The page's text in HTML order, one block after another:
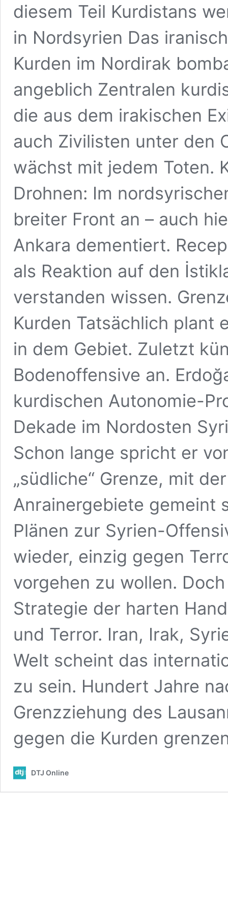
diesem Teil Kurdistans
in Nordsyrien Das
Kurden im Nordirak
angeblich Zentralen
die aus dem irakischen
auch Zivilisten unter den
wächst mit jedem Toten.
Drohnen: Im
breiter Front an – auch
Ankara dementiert.
als Reaktion auf den
verstanden wissen.
Kurden Tatsächlich plant
in dem Gebiet. Zuletzt
Bodenoffensive an.
kurdischen Autonomie-
Dekade im Nordosten
Schon lange spricht er
„südliche“ Grenze, mit
Anrainergebiete gemeint
Plänen zur Syrien-
wieder, einzig gegen
vorgehen zu wollen.
Strategie der harten
und Terror. Iran, Irak,
Welt scheint das
zu sein. Hundert Jahre
Grenzziehung des
gegen die Kurden
DTJ Online